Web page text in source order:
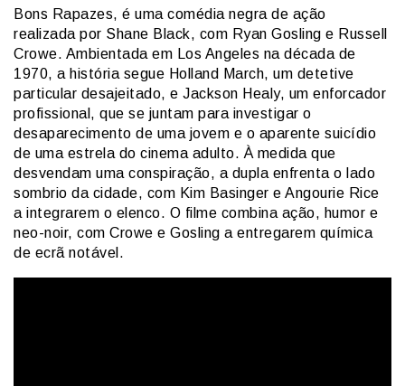
Bons Rapazes, é uma comédia negra de ação
realizada por Shane Black, com Ryan Gosling e Russell
Crowe. Ambientada em Los Angeles na década de
1970, a história segue Holland March, um detetive
particular desajeitado, e Jackson Healy, um enforcador
profissional, que se juntam para investigar o
desaparecimento de uma jovem e o aparente suicídio
de uma estrela do cinema adulto. À medida que
desvendam uma conspiração, a dupla enfrenta o lado
sombrio da cidade, com Kim Basinger e Angourie Rice
a integrarem o elenco. O filme combina ação, humor e
neo-noir, com Crowe e Gosling a entregarem química
de ecrã notável.